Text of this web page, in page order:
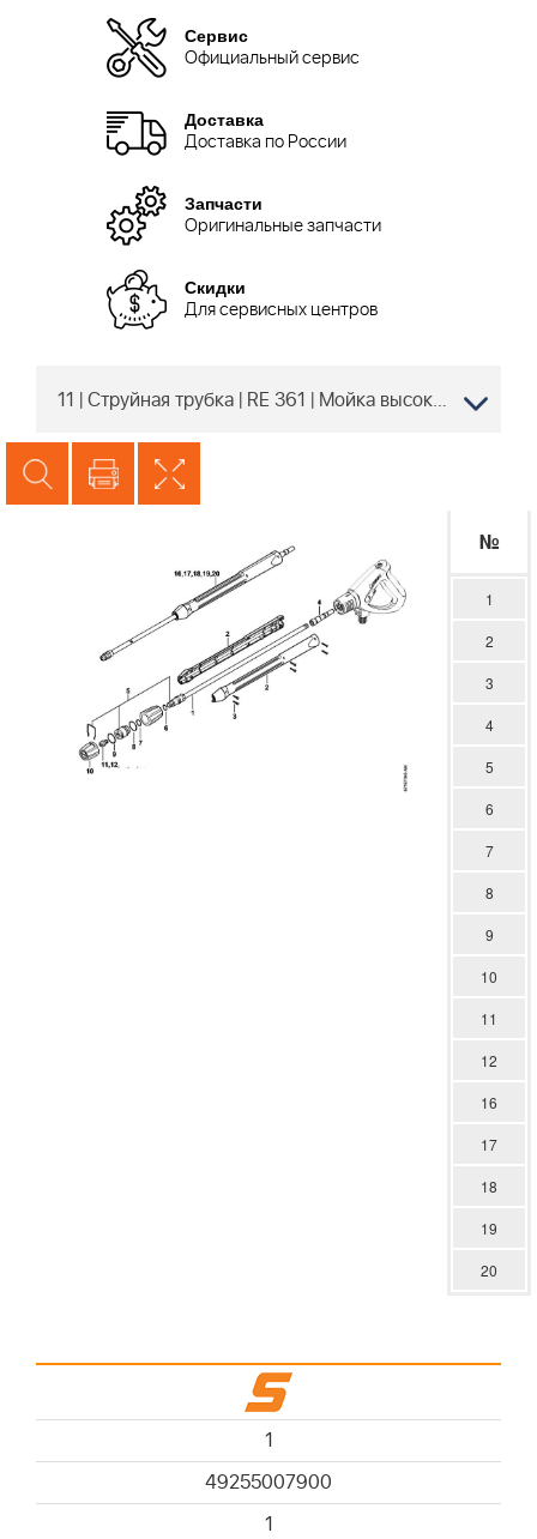
Сервис
Официальный сервис
Доставка
Доставка по России
Запчасти
Оригинальные запчасти
Скидки
Для сервисных центров
11 | Струйная трубка | RE 361 | Мойка высокого давления STIHL | Запчасти по России | Сервисное обслуживание
№
1
2
3
4
5
6
7
8
9
10
11
12
16
17
18
19
20
1
49255007900
1